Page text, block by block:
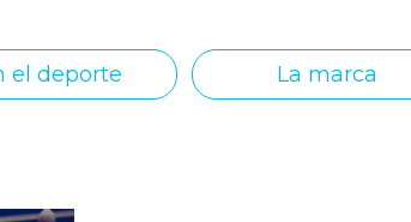
el deporte La marca